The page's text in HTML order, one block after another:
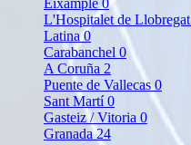
L'Hospitalet de Llobregat
Latina0
Carabanchel 0
A Coruña 2
Puente de Vallecas 0
Sant Martí0
Gasteiz / Vitoria 0
Granada24